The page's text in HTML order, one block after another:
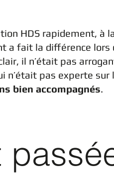
HDS rapidement, à
a fait la différence lors
il n’était pas
n’était pas experte sur
bien accompagnés.